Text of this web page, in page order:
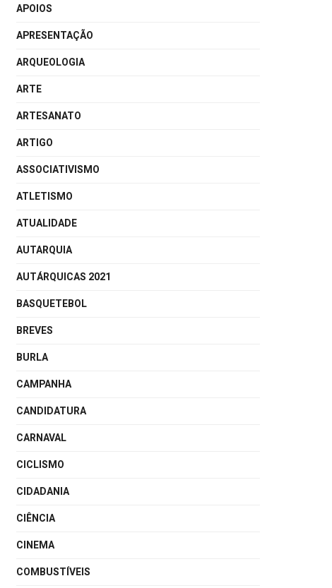
APOIOS
APRESENTAÇÃO
ARQUEOLOGIA
ARTE
ARTESANATO
ARTIGO
ASSOCIATIVISMO
ATLETISMO
ATUALIDADE
AUTARQUIA
AUTÁRQUICAS 2021
BASQUETEBOL
BREVES
BURLA
CAMPANHA
CANDIDATURA
CARNAVAL
CICLISMO
CIDADANIA
CIÊNCIA
CINEMA
COMBUSTÍVEIS